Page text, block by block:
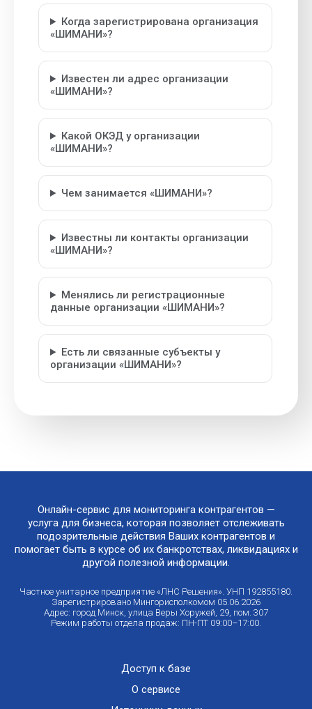
Когда зарегистрирована организация
«ШИМАНИ»?
Известен ли адрес организации
«ШИМАНИ»?
Какой ОКЭД у организации
«ШИМАНИ»?
Чем занимается «ШИМАНИ»?
Известны ли контакты организации
«ШИМАНИ»?
Менялись ли регистрационные
данные организации «ШИМАНИ»?
Есть ли связанные субъекты у
организации «ШИМАНИ»?
Онлайн-сервис для мониторинга контрагентов —
услуга для бизнеса, которая позволяет отслеживать
подозрительные действия Ваших контрагентов и
помогает быть в курсе об их банкротствах, ликвидациях и
другой полезной информации.
Частное унитарное предприятие «ЛНС Решения». УНП 192855180.
Зарегистрировано Мингорисполкомом 05.06.2026
Адрес: город Минск, улица Веры Хоружей, 29, пом. 307
Режим работы отдела продаж: ПН-ПТ 09:00–17:00.
Доступ к базе
О сервисе